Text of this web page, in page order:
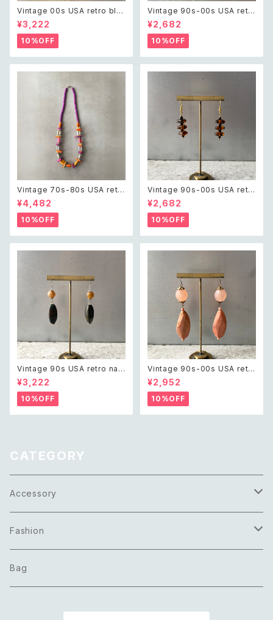
Vintage 00s USA retro blu
e painted botanical flower
design necklace レトロ アメ
リカ ヴィンテージ アクセサリー
ブルー ペイント ボタニカル フラ
ワー デザイン ネックレス
¥3,222
10%OFF
Vintage 90s-00s USA retr
o pink×gold marble beads
bracelet レトロ アメリカ ヴィ
ンテージ アクセサリー ピンク×
ゴールド マーブル ビーズ ブレ
スレット
¥2,682
10%OFF
Vintage 70s-80s USA retr
o multicolor wood beads n
ecklace レトロ アメリカ ヴィン
テージ アクセサリー マルチカラ
ー ウッド ビーズ ネックレス
¥4,482
10%OFF
Vintage 90s-00s USA retr
o amber color beads pierc
e レトロ アメリカ ヴィンテージ
アクセサリー 琥珀色 ビーズ ピ
アス/イヤリング
¥2,682
10%OFF
Vintage 90s USA retro nat
ural stone agate×green ja
sper swing design pierce
レトロ アメリカ ヴィンテージ ア
クセサリー 天然石 アゲート×グ
リーンジャスパー スウィング デ
¥3,222
10%OFF
Vintage 90s-00s USA retr
o pink×gold marble beads
pierce レトロ アメリカ ヴィン
テージ アクセサリー ピンク×ゴ
ールド マーブル ビーズ ピアス/
イヤリング
¥2,952
10%OFF
CATEGORY
Accessory
Necklace
Pierce
Fashion
Tops
Bag